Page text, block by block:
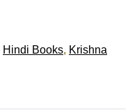
Hindi Books, Krishna